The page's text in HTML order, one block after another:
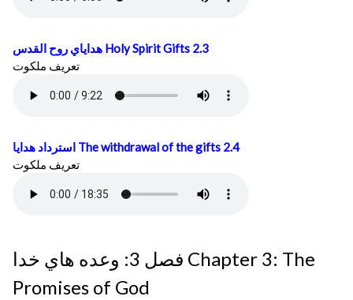
هداياي روح القدس Holy Spirit Gifts 2.3
تعريف ملكوت
استرداد هدايا The withdrawal of the gifts 2.4
تعريف ملكوت
فصل 3: وعده هاي خدا Chapter 3: The
Promises of God